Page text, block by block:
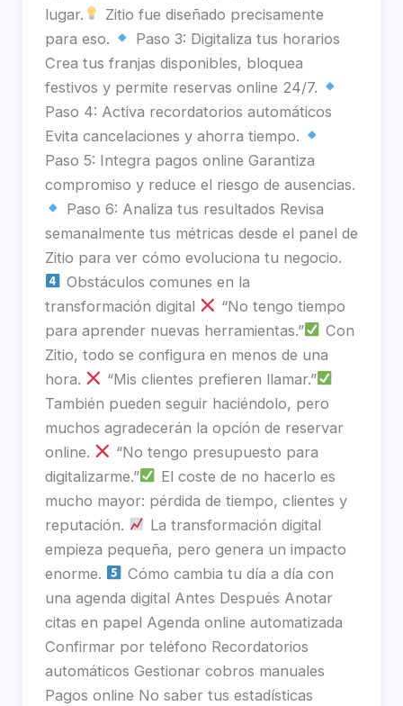
lugar.
Zitio fue diseñado precisamente
para eso.
Paso 3: Digitaliza tus horarios
Crea tus franjas disponibles, bloquea
festivos y permite reservas online 24/7.
Paso 4: Activa recordatorios automáticos
Evita cancelaciones y ahorra tiempo.
Paso 5: Integra pagos online Garantiza
compromiso y reduce el riesgo de ausencias.
Paso 6: Analiza tus resultados Revisa
semanalmente tus métricas desde el panel de
Zitio para ver cómo evoluciona tu negocio.
Obstáculos comunes en la
transformación digital
“No tengo tiempo
para aprender nuevas herramientas.”
Con
Zitio, todo se configura en menos de una
hora.
“Mis clientes prefieren llamar.”
También pueden seguir haciéndolo, pero
muchos agradecerán la opción de reservar
online.
“No tengo presupuesto para
digitalizarme.”
El coste de no hacerlo es
mucho mayor: pérdida de tiempo, clientes y
reputación.
La transformación digital
empieza pequeña, pero genera un impacto
enorme.
Cómo cambia tu día a día con
una agenda digital Antes Después Anotar
citas en papel Agenda online automatizada
Confirmar por teléfono Recordatorios
automáticos Gestionar cobros manuales
Pagos online No saber tus estadísticas